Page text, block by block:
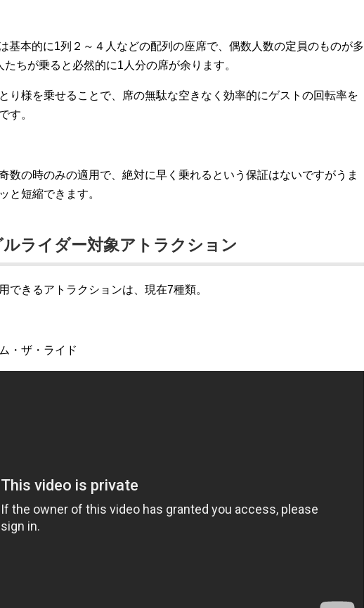
基本的に1列２～４人などの配列の座席で、偶数人数の定員のものが多
たちが乗ると必然的に1人分の席が余ります。
り様を乗せることで、席の無駄な空きなく効率的にゲストの回転率を
す。
数の時のみの適用で、絶対に早く乗れるという保証はないですがうま
と短縮できます。
ライダー対象アトラクション
できるアトラクションは、現在7種類。
・ザ・ライド